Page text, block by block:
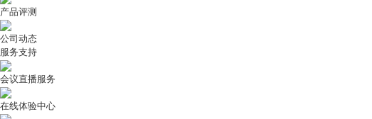
产品评测
公司动态
服务支持
会议直播服务
在线体验中心